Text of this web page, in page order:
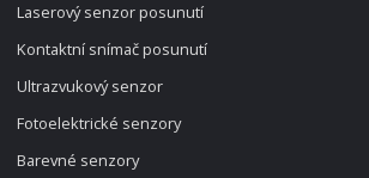
Laserový senzor posunutí
Kontaktní snímač posunutí
Ultrazvukový senzor
Fotoelektrické senzory
Barevné senzory